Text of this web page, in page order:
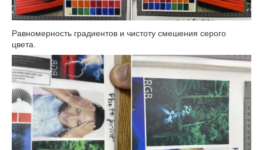
Равномерность градиентов и чистоту смешения серого
цвета.